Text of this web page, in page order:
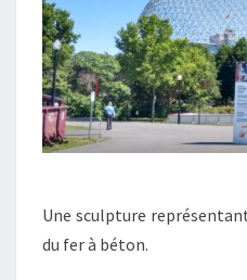
Une sculpture
du fer à béton.